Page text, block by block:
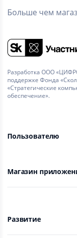
Больше чем
Разработка ООО
поддержке Фонда
«Стратегические
обеспечение».
Пользователю
Магазин
Развитие